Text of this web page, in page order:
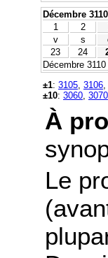
Décembre
1
2
v
s
23
24
Décembre
±1: 3105 3106
±10: 3060 3070
À
Le